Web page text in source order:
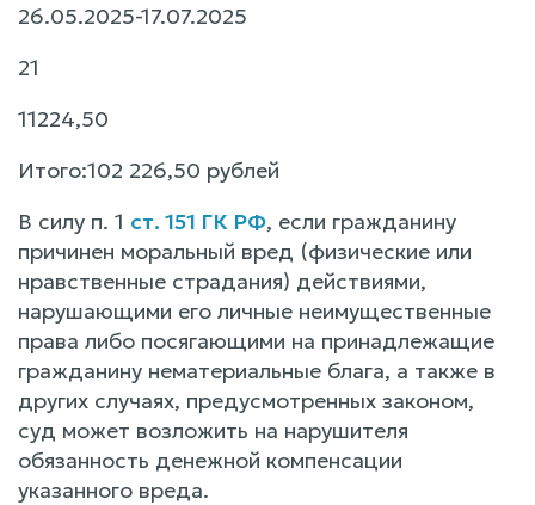
26.05.2025-17.07.2025
21
11224,50
Итого:102 226,50 рублей
В силу п. 1 ст. 151 ГК РФ, если гражданину
причинен моральный вред (физические или
нравственные страдания) действиями,
нарушающими его личные неимущественные
права либо посягающими на принадлежащие
гражданину нематериальные блага, а также в
других случаях, предусмотренных законом,
суд может возложить на нарушителя
обязанность денежной компенсации
указанного вреда.